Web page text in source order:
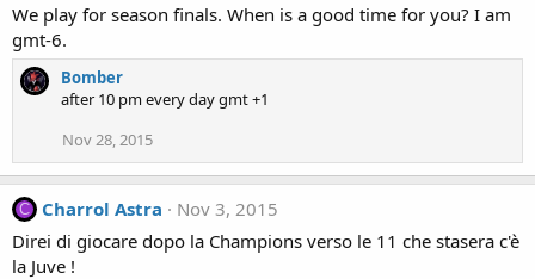
We play for season finals. When is a good time for you? I am
gmt-6.
Bomber
after 10 pm every day gmt +1
Nov 28, 2015
C Charrol Astra
Nov 3, 2015
Direi di giocare dopo la Champions verso le 11 che stasera c'è
la Juve !